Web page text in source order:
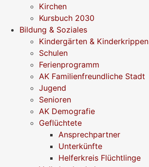
Kirchen
Kursbuch 2030
Bildung & Soziales
Kindergärten & Kinderkrippen
Schulen
Ferienprogramm
AK Familienfreundliche Stadt
Jugend
Senioren
AK Demografie
Geflüchtete
Ansprechpartner
Unterkünfte
Helferkreis Flüchtlinge